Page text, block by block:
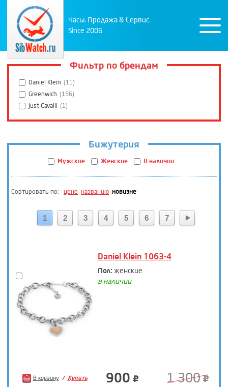
Часы. Продажа & Сервис.
Since 2006
Фильтр по брендам
Daniel Klein (11)
Greenwich (156)
Just Cavalli (1)
Бижутерия
Мужские Женские В наличии
Сортировать по: цене названию новизне
1 2 3 4 5 6 7
Daniel Klein 1063-4
Пол: женские
в наличии
В корзину Купить 900 1 300